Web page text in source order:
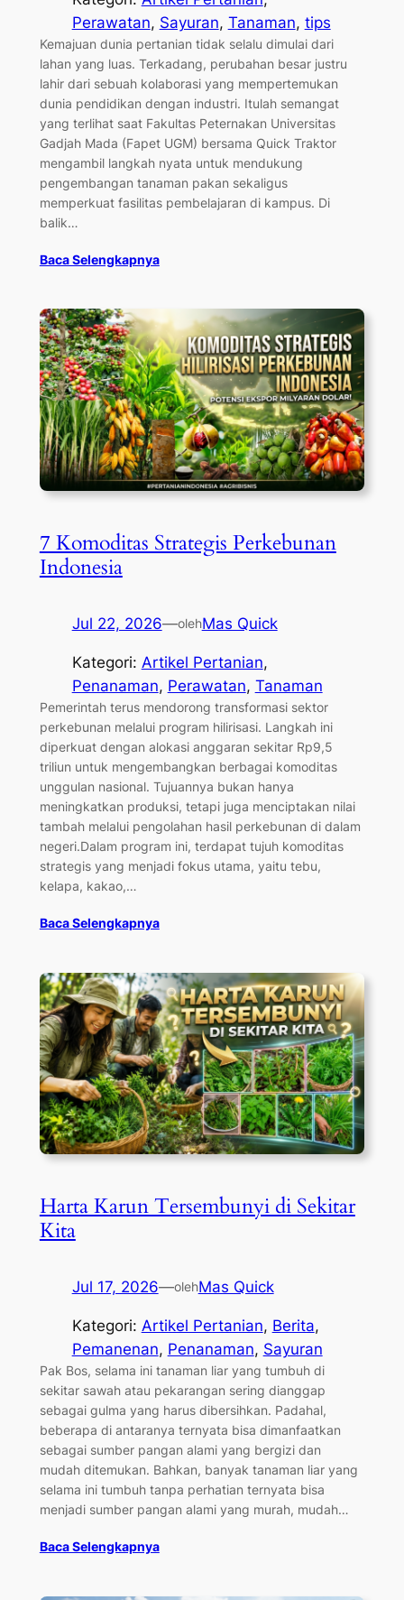
Perawatan, Sayuran, Tanaman, tips
Kemajuan dunia pertanian tidak selalu dimulai dari
lahan yang luas. Terkadang, perubahan besar justru
lahir dari sebuah kolaborasi yang mempertemukan
dunia pendidikan dengan industri. Itulah semangat
yang terlihat saat Fakultas Peternakan Universitas
Gadjah Mada (Fapet UGM) bersama Quick Traktor
mengambil langkah nyata untuk mendukung
pengembangan tanaman pakan sekaligus
memperkuat fasilitas pembelajaran di kampus. Di
balik…
Baca Selengkapnya
7 Komoditas Strategis Perkebunan
Indonesia
Jul 22, 2026—olehMas Quick
Kategori: Artikel Pertanian
Penanaman, Perawatan, Tanaman
Pemerintah terus mendorong transformasi sektor
perkebunan melalui program hilirisasi. Langkah ini
diperkuat dengan alokasi anggaran sekitar Rp9,5
triliun untuk mengembangkan berbagai komoditas
unggulan nasional. Tujuannya bukan hanya
meningkatkan produksi, tetapi juga menciptakan nilai
tambah melalui pengolahan hasil perkebunan di dalam
negeri.Dalam program ini, terdapat tujuh komoditas
strategis yang menjadi fokus utama, yaitu tebu,
kelapa, kakao,…
Baca Selengkapnya
Harta Karun Tersembunyi di Sekitar
Kita
Jul 17, 2026—olehMas Quick
Kategori: Artikel Pertanian, Berita
Pemanenan, Penanaman, Sayuran
Pak Bos, selama ini tanaman liar yang tumbuh di
sekitar sawah atau pekarangan sering dianggap
sebagai gulma yang harus dibersihkan. Padahal,
beberapa di antaranya ternyata bisa dimanfaatkan
sebagai sumber pangan alami yang bergizi dan
mudah ditemukan. Bahkan, banyak tanaman liar yang
selama ini tumbuh tanpa perhatian ternyata bisa
menjadi sumber pangan alami yang murah, mudah…
Baca Selengkapnya